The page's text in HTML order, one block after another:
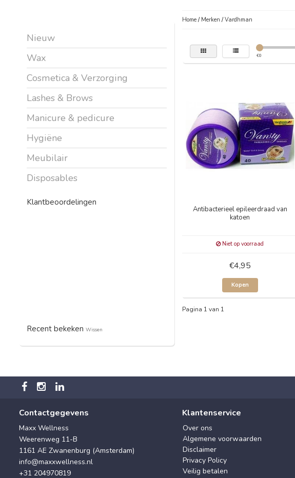
Nieuw
Wax
Cosmetica & Verzorging
Lashes & Brows
Manicure & pedicure
Hygiëne
Meubilair
Disposables
Klantbeoordelingen
Recent bekeken Wissen
Home/ Merken /Vardhman
€0
Antibacterieel epileerdraad van
katoen
Niet op voorraad
€4,95
Kopen
Pagina 1 van 1
Contactgegevens
Maxx Wellness
Weerenweg 11-B
1161 AE Zwanenburg (Amsterdam)
info@maxxwellness.nl
+31 204970819
Klantenservice
Over ons
Algemene voorwaarden
Disclaimer
Privacy Policy
Veilig betalen